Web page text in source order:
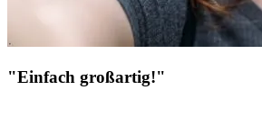
"Einfach großartig!"